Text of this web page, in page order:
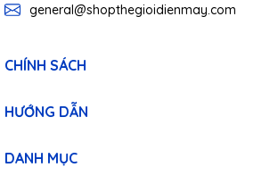
general@shopthegioidienmay.com
CHÍNH SÁCH
HƯỚNG DẪN
DANH MỤC